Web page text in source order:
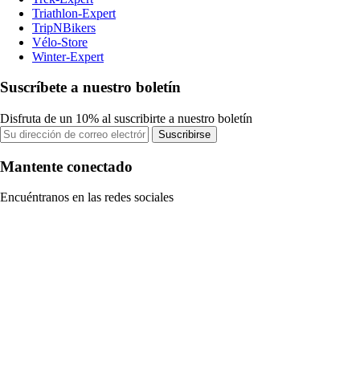
Triathlon-Expert
TripNBikers
Vélo-Store
Winter-Expert
Suscríbete a nuestro boletín
Disfruta de un 10% al suscribirte a nuestro boletín
Suscribirse
Mantente conectado
Encuéntranos en las redes sociales